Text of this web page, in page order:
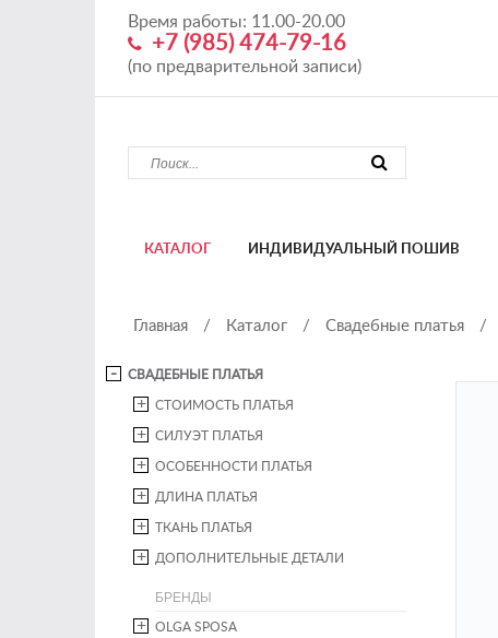
Время работы: 11.00-20.00
+7 (985) 474-79-16
(по предварительной записи)
КАТАЛОГ ИНДИВИДУАЛЬНЫЙ ПОШИВ
Главная / Каталог / Свадебные платья /
СВАДЕБНЫЕ ПЛАТЬЯ
СТОИМОСТЬ ПЛАТЬЯ
СИЛУЭТ ПЛАТЬЯ
ОСОБЕННОСТИ ПЛАТЬЯ
ДЛИНА ПЛАТЬЯ
ТКАНЬ ПЛАТЬЯ
ДОПОЛНИТЕЛЬНЫЕ ДЕТАЛИ
БРЕНДЫ
OLGA SPOSA